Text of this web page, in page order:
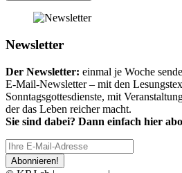
Newsletter
Der Newsletter: einmal je Woche
E-Mail-Newsletter – mit den
Sonntagsgottesdienste, mit
der das Leben reicher macht.
Sie sind dabei? Dann einfach hier
Abonnieren!